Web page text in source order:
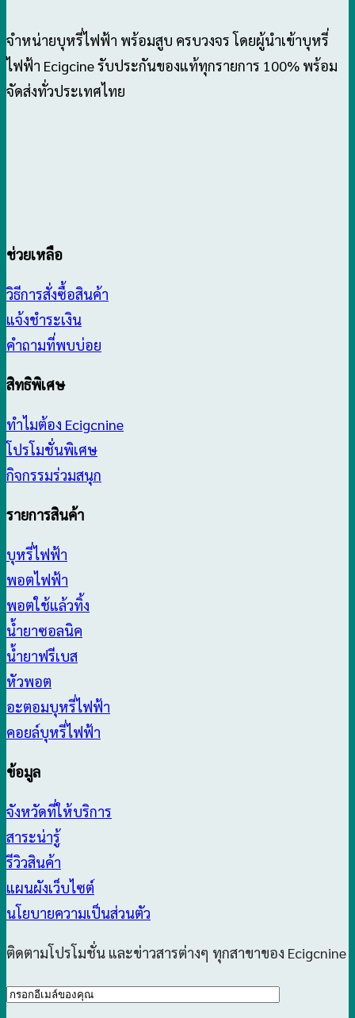
จำหน่ายบุหรี่ไฟฟ้า พร้อมสูบ ครบวงจร โดยผู้นำเข้าบุหรี่
ไฟฟ้า Ecigcine รับประกันของแท้ทุกรายการ 100% พร้อม
จัดส่งทั่วประเทศไทย
ช่วยเหลือ
วิธีการสั่งซื้อสินค้า
แจ้งชำระเงิน
คำถามที่พบบ่อย
สิทธิพิเศษ
ทำไมต้อง Ecigcnine
โปรโมชั่นพิเศษ
กิจกรรมร่วมสนุก
รายการสินค้า
บุหรี่ไฟฟ้า
พอตไฟฟ้า
พอตใช้แล้วทิ้ง
น้ำยาซอลนิค
น้ำยาฟรีเบส
หัวพอต
อะตอมบุหรี่ไฟฟ้า
คอยล์บุหรี่ไฟฟ้า
ข้อมูล
จังหวัดที่ให้บริการ
สาระน่ารู้
รีวิวสินค้า
แผนผังเว็บไซต์
นโยบายความเป็นส่วนตัว
ติดตามโปรโมชั่น และข่าวสารต่างๆ ทุกสาขาของ Ecigcnine